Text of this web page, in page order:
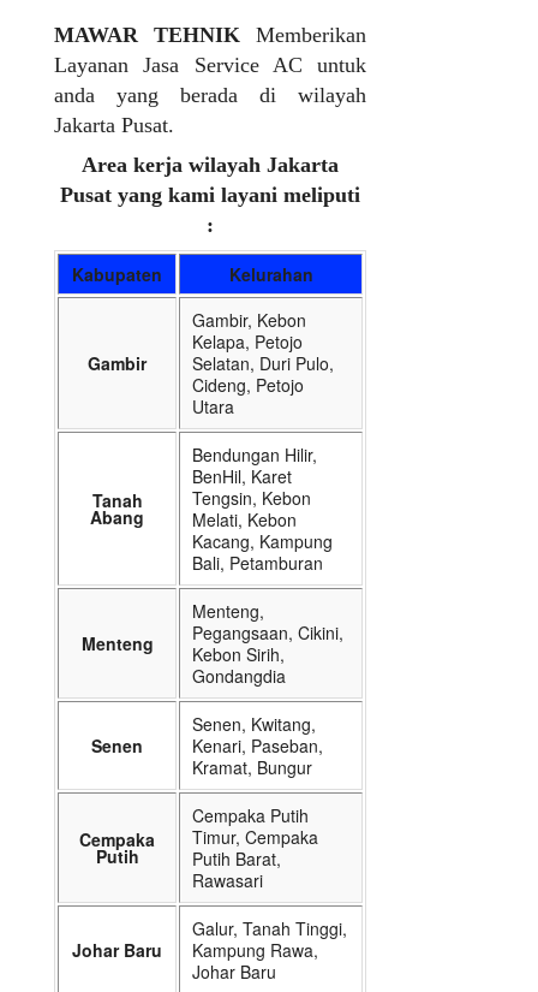
MAWAR TEHNIK Memberikan
Layanan Jasa Service AC untuk
anda yang berada di wilayah
Jakarta Pusat.
Area kerja wilayah Jakarta
Pusat yang kami layani meliputi
:
Kabupaten Kelurahan
Gambir
Gambir, Kebon
Kelapa, Petojo
Selatan, Duri Pulo,
Cideng, Petojo
Utara
Tanah
Abang
Bendungan Hilir,
BenHil, Karet
Tengsin, Kebon
Melati, Kebon
Kacang, Kampung
Bali, Petamburan
Menteng
Menteng,
Pegangsaan, Cikini,
Kebon Sirih,
Gondangdia
Senen
Senen, Kwitang,
Kenari, Paseban,
Kramat, Bungur
Cempaka
Putih
Cempaka Putih
Timur, Cempaka
Putih Barat,
Rawasari
Johar Baru
Galur, Tanah Tinggi,
Kampung Rawa,
Johar Baru